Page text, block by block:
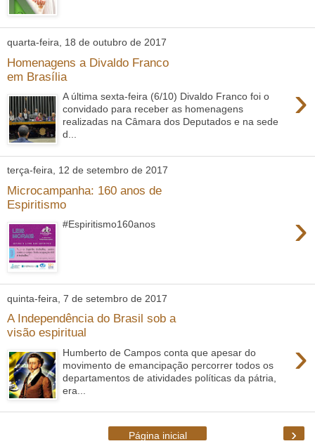
quarta-feira, 18 de outubro de 2017
Homenagens a Divaldo Franco
em Brasília
›
A última sexta-feira (6/10) Divaldo Franco foi o
convidado para receber as homenagens
realizadas na Câmara dos Deputados e na sede
d...
terça-feira, 12 de setembro de 2017
Microcampanha: 160 anos de
Espiritismo
›
#Espiritismo160anos
quinta-feira, 7 de setembro de 2017
A Independência do Brasil sob a
visão espiritual
›
Humberto de Campos conta que apesar do
movimento de emancipação percorrer todos os
departamentos de atividades políticas da pátria,
era...
›
Página inicial